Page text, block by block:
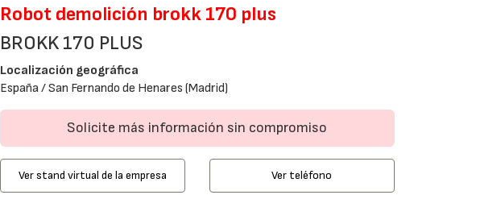
Robot demolición brokk 170 plus
BROKK 170 PLUS
Localización geográfica
España / San Fernando de Henares (Madrid)
Solicite más información sin compromiso
Ver stand virtual de la empresa Ver teléfono